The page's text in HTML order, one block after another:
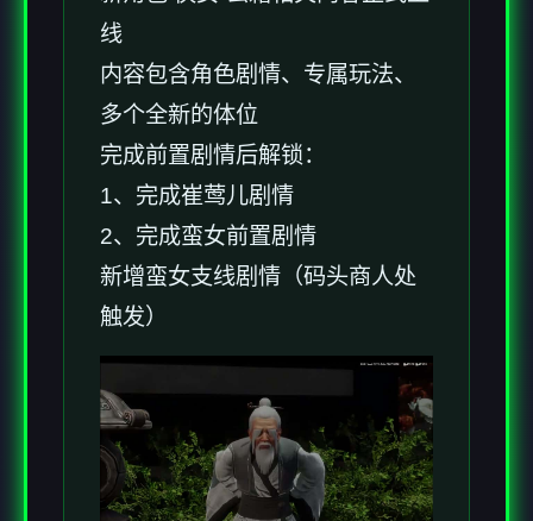
线
内容包含角色剧情、专属玩法、
多个全新的体位
完成前置剧情后解锁：
1、完成崔莺儿剧情
2、完成蛮女前置剧情
新增蛮女支线剧情（码头商人处
触发）